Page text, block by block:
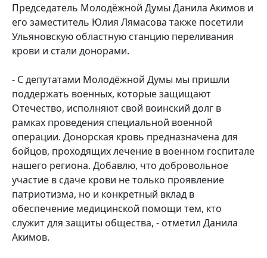
Председатель Молодёжной Думы Данила Акимов и
его заместитель Юлия Лямасова также посетили
Ульяновскую областную станцию переливания
крови и стали донорами.
- С депутатами Молодёжной Думы мы пришли
поддержать военных, которые защищают
Отечество, исполняют свой воинский долг в
рамках проведения специальной военной
операции. Донорская кровь предназначена для
бойцов, проходящих лечение в военном госпитале
нашего региона. Добавлю, что добровольное
участие в сдаче крови не только проявление
патриотизма, но и конкретный вклад в
обеспечение медицинской помощи тем, кто
служит для защиты общества, - отметил Данила
Акимов.